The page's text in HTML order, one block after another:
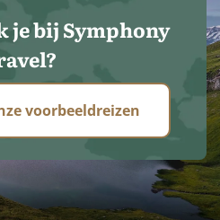
je bij Symphony
voorbeeldreizen